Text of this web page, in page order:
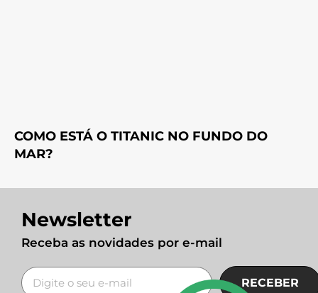
COMO ESTÁ O TITANIC NO FUNDO DO
MAR?
Newsletter
Receba as novidades por e-mail
RECEBER